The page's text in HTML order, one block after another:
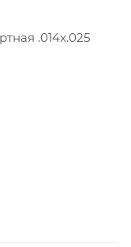
.014x.025